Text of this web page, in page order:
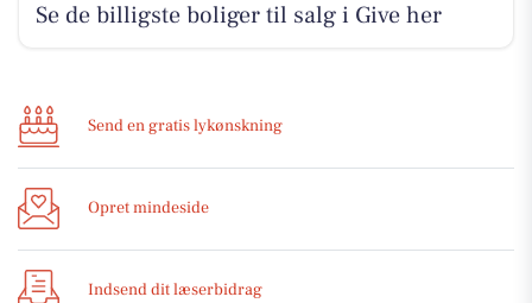
Se de billigste boliger til salg i Give her
Send en gratis lykønskning
Opret mindeside
Indsend dit læserbidrag